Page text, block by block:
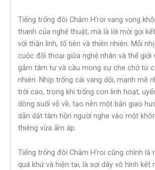
Tiếng trống đôi Chăm H’roi vang vọng
thanh của nghệ thuật, mà là lời mời gọi
với thần linh, tổ tiên và thiên nhiên. Mỗi
cuộc đối thoại giữa nghệ nhân và thế giới
gắm tâm tư và cầu mong sự che chở từ
nhiên. Nhịp trống cái vang dội, mạnh mẽ
trời cao, trong khi trống con linh hoạt,
dòng suối vỗ về, tạo nên một bản giao
dẫn dắt tâm hồn người nghe vào một
thiêng vừa ấm áp.
Tiếng trống đôi Chăm H’roi cũng chính là
quá khứ và hiện tại, là sợi dây vô hình kết